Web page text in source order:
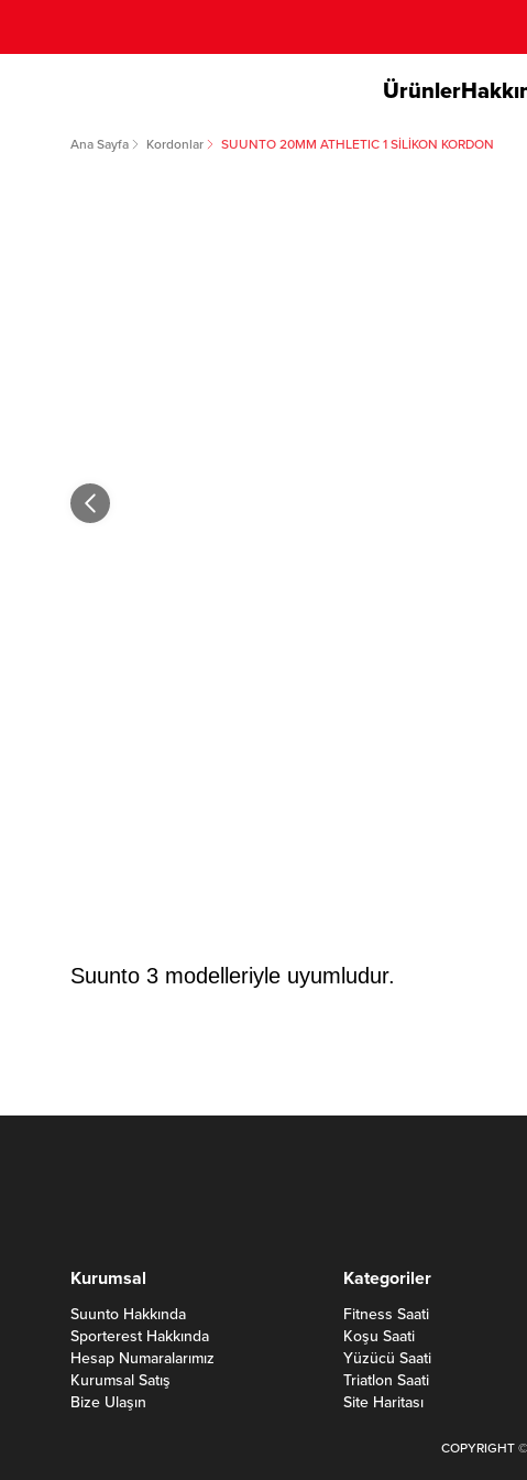
Ürünler
Ana Sayfa Kordonlar SUUNTO 20MM ATHLETIC 1 SİLİKON KORDON
Suunto 3 modelleriyle uyumludur.
Kurumsal
Suunto Hakkında
Sporterest Hakkında
Hesap Numaralarımız
Kurumsal Satış
Bize Ulaşın
Kategoriler
Fitness Saati
Koşu Saati
Yüzücü Saati
Triatlon Saati
Site Haritası
COPYRIGHT